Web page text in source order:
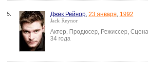
5. Джек Рейнор, 23 января, 1992
Jack Reynor
Актер, Продюсер, Режиссер,
34 года